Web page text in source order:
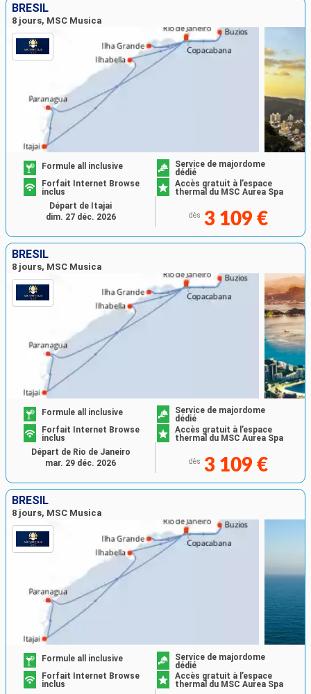
BRÉSIL
8 jours, MSC Musica
Formule all inclusive
Service de majordome
dédié
Forfait Internet Browse
inclus
Accès gratuit à l’espace
thermal du MSC Aurea Spa
dès 3 109 €
Départ de Itajai
dim. 27 déc. 2026
BRÉSIL
8 jours, MSC Musica
Formule all inclusive
Service de majordome
dédié
Forfait Internet Browse
inclus
Accès gratuit à l’espace
thermal du MSC Aurea Spa
dès 3 109 €
Départ de Rio de Janeiro
mar. 29 déc. 2026
BRÉSIL
8 jours, MSC Musica
Formule all inclusive
Service de majordome
dédié
Forfait Internet Browse
inclus
Accès gratuit à l’espace
thermal du MSC Aurea Spa